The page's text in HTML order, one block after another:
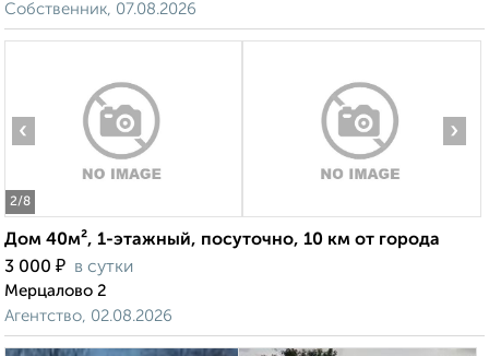
Собственник, 07.08.2026
2/8
‹ ›
Дом 40м², 1-этажный, посуточно, 10 км от города
3 000 ₽ в сутки
Мерцалово 2
Агентство, 02.08.2026